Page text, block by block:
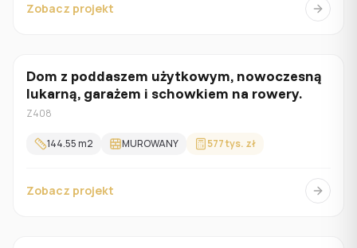
Zobacz projekt
Z poddaszem
Dom z poddaszem użytkowym, nowoczesną
lukarną, garażem i schowkiem na rowery.
Z408
144.55m2 MUROWANY 577 tys. zł
Zobacz projekt